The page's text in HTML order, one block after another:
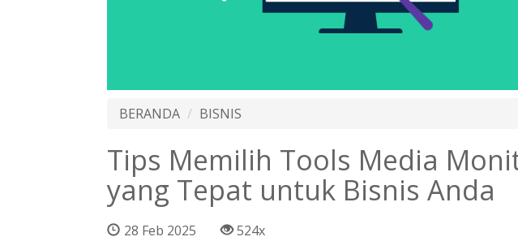
BERANDA BISNIS
Tips Memilih Tools Media
yang Tepat untuk Bisnis Anda
28 Feb 2025 524x